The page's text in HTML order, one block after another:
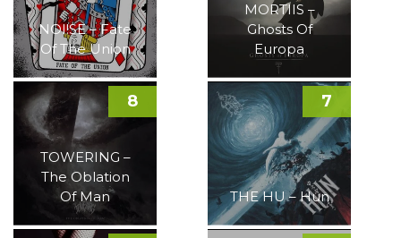
NOI!SE – Fate
Of The Union
MORTIIS –
Ghosts Of
Europa
TOWERING –
The Oblation
Of Man
8
THE HU – Hun
7